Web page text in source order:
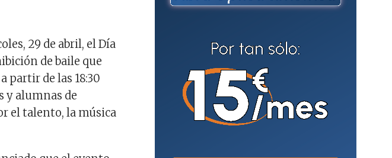
29 de abril, el Día
de baile que
partir de las 18:30
y alumnas de
el talento, la música